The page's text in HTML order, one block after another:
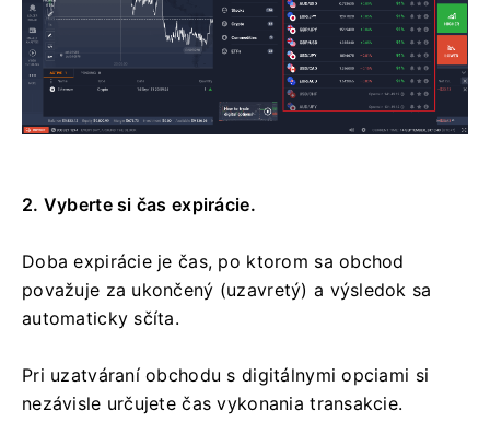
2. Vyberte si čas expirácie.
Doba expirácie je čas, po ktorom sa obchod
považuje za ukončený (uzavretý) a výsledok sa
automaticky sčíta.
Pri uzatváraní obchodu s digitálnymi opciami si
nezávisle určujete čas vykonania transakcie.